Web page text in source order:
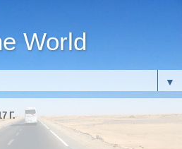
World
▼
Г.